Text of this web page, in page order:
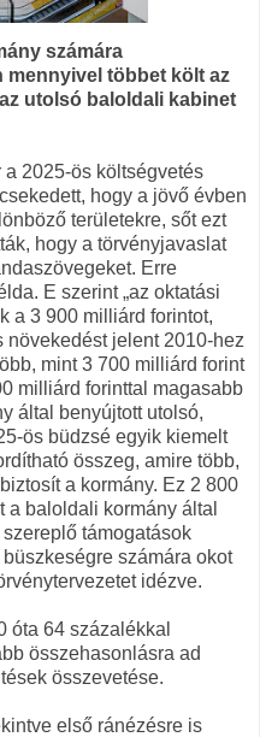
számára
mennyivel többet költ az
utolsó baloldali kabinet
2025-ös költségvetés
hogy a jövő évben
területekre, sőt ezt
hogy a törvényjavaslat
Erre
E szerint „az oktatási
a 3 900 milliárd forintot,
jelent 2010-hez
mint 3 700 milliárd forint
milliárd forinttal magasabb
által benyújtott utolsó,
ös büdzsé egyik kiemelt
összeg, amire több,
a kormány. Ez 2 800
a baloldali kormány által
támogatások
számára okot
idézve.
óta 64 százalékkal
összehasonlásra ad
összevetése.
első ránézésre is